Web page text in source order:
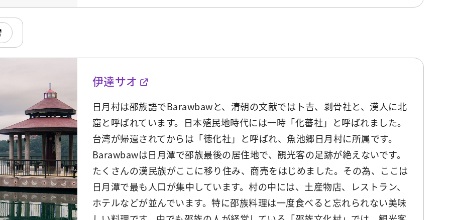
伊達サオ
日月村は邵族語でBarawbawと、清朝の文献では卜吉、剥骨社と、漢人に北
窟と呼ばれています。日本殖民地時代には一時「化蕃社」と呼ばれました。
台湾が帰還されてからは「徳化社」と呼ばれ、魚池郷日月村に所属です。
Barawbawは日月潭で邵族最後の居住地で、観光客の足跡が絶えないです。
たくさんの漢民族がここに移り住み、商売をはじめました。その為、ここは
日月潭で最も人口が集中しています。村の中には、土産物店、レストラン、
ホテルなどが並んでいます。特に邵族料理は一度食べると忘れられない美味